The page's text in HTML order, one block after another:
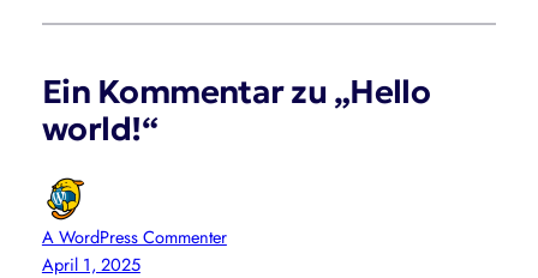
Ein Kommentar zu „Hello
world!“
A WordPress Commenter
April 1, 2025